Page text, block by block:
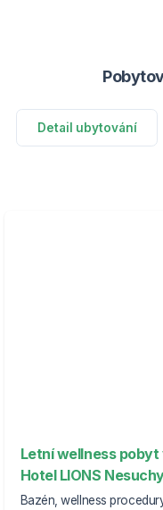
Detail ubytování
Letní wellness
Hotel LIONS
Bazén, wellness